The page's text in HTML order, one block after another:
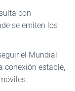
con
se emiten los
el Mundial
conexión estable,